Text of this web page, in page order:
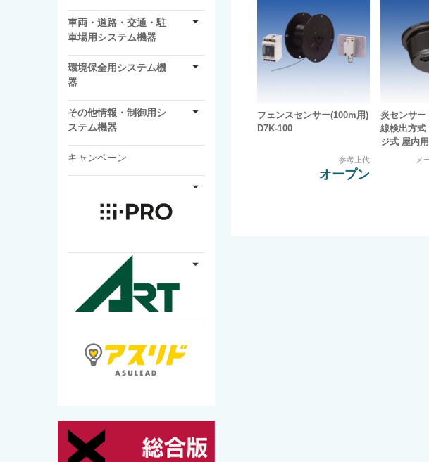
フェンスセンサー(100m用)
D7K-100
参考上代
オープン
炎センサ
線検出方式
ジ式 屋内
メ
車両・道路・交通・駐
車場用システム機器
環境保全用システム機
器
その他情報・制御用シ
ステム機器
キャンペーン